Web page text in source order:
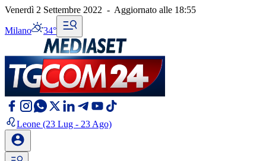
Venerdì 2 Settembre 2022 - Aggiornato alle 18:55
Milano 34°
Leone (23 Lug - 23 Ago)